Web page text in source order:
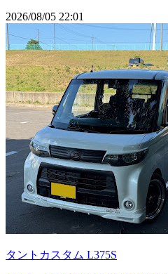
2026/08/05 22:01
タントカスタム L375S